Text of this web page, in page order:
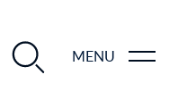
MENU